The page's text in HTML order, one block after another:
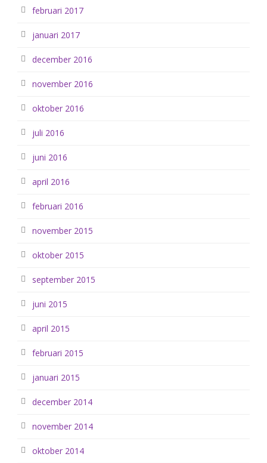
februari 2017
januari 2017
december 2016
november 2016
oktober 2016
juli 2016
juni 2016
april 2016
februari 2016
november 2015
oktober 2015
september 2015
juni 2015
april 2015
februari 2015
januari 2015
december 2014
november 2014
oktober 2014